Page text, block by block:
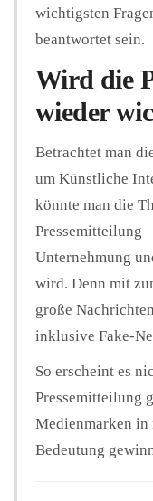
wichtigsten
beantwortet sein.
Wird die
wieder
Betrachtet man
um Künstliche
könnte man die
Pressemitteilung
Unternehmung
wird. Denn mit
große
inklusive Fake-
So erscheint es
Pressemitteilung
Medienmarken
Bedeutung